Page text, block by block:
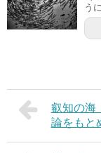
う
叡知の
論をもと